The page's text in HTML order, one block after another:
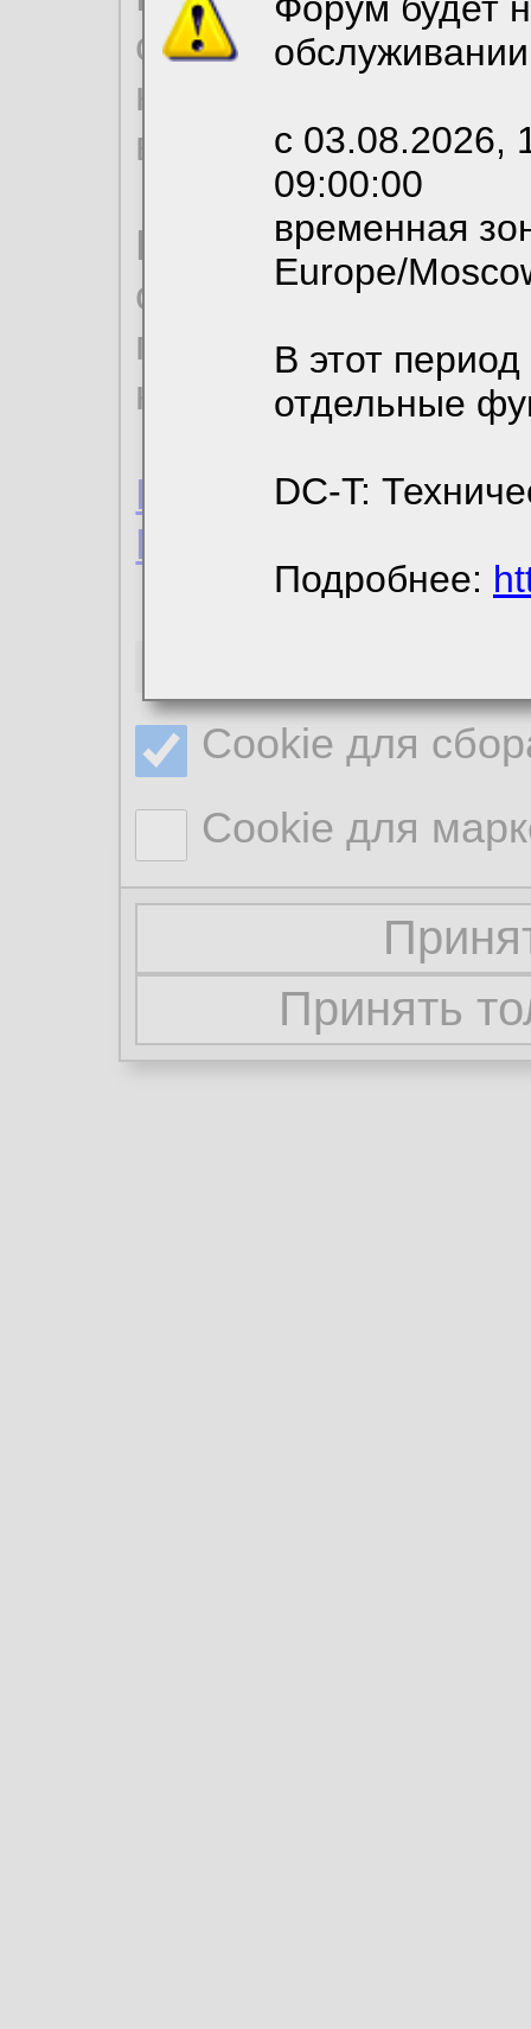
с 03.08.2026,
09:00:00
временная
Europe/
В этот
отдельные
DC-T:
Подробнее:
согласие на
необходимых для
вы можете
По
ознакомиться с
пользовательским
Пользовательское
Политика
Cookie для
Cookie для